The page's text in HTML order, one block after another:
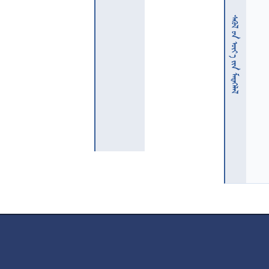
  